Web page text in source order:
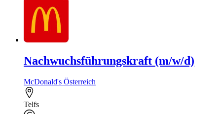
Nachwuchsführungskraft (m/w/d)
McDonald's Österreich
Telfs